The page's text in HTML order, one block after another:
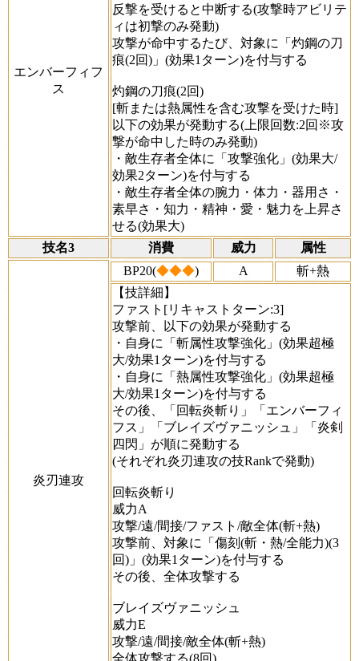
エンバーフィフ
ス
反撃を受けると中断する(攻撃時アビリテ
ィは初撃のみ発動)
攻撃が命中するたび、対象に「灼鋼の刀
痕(2回)」(効果1ターン)を付与する
灼鋼の刀痕(2回)
[斬または熱属性を含む攻撃を受けた時]
以下の効果が発動する(上限回数:2回※攻
撃が命中した時のみ発動)
・敵生存者全体に「攻撃強化」(効果大/
効果2ターン)を付与する
・敵生存者全体の腕力・体力・器用さ・
素早さ・知力・精神・愛・魅力を上昇さ
せる(効果大)
技名3
消費 威力 属性
炎刃連攻
BP20(◆◆◆) A
斬+熱
【技詳細】
ファスト[リキャストターン:3]
攻撃前、以下の効果が発動する
・自身に「斬属性攻撃強化」(効果超極
大/効果1ターン)を付与する
・自身に「熱属性攻撃強化」(効果超極
大/効果1ターン)を付与する
その後、「回転炎斬り」「エンバーフィ
フス」「ブレイズヴァニッシュ」「炎剣
四閃」が順に発動する
(それぞれ炎刃連攻の技Rankで発動)
回転炎斬り
威力A
攻撃/遠/間接/ファスト/敵全体(斬+熱)
攻撃前、対象に「傷刻(斬・熱/全能力)(3
回)」(効果1ターン)を付与する
その後、全体攻撃する
ブレイズヴァニッシュ
威力E
攻撃/遠/間接/敵全体(斬+熱)
全体攻撃する(8回)